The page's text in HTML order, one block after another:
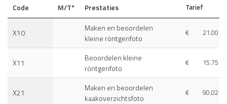
Code M/T* Prestaties Tarief
X10
Maken en beoordelen
kleine röntgenfoto
€ 21.00
X11
Beoordelen kleine
röntgenfoto
€ 15.75
X21
Maken en beoordelen
kaakoverzichtsfoto
€ 90.02